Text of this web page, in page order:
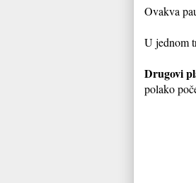
Ovakva
U jednom
Drugovi
polako